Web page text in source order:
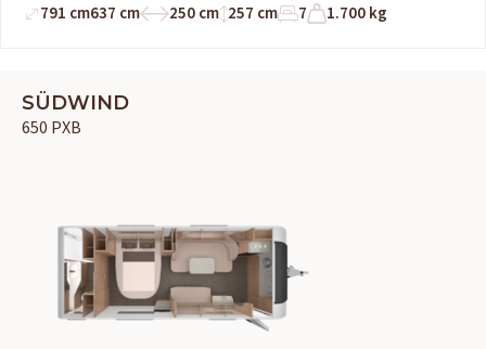
791 cm637 cm 250 cm 257 cm 7 1.700 kg
SÜDWIND
650 PXB